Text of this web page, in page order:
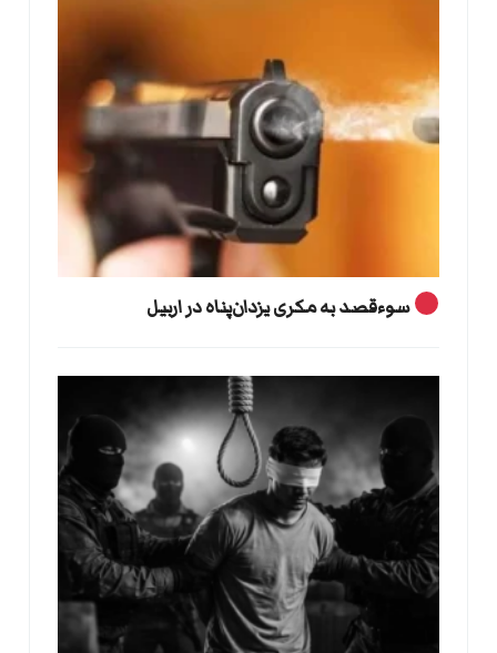
سوءقصد به مکری یزدان‌پناه در اربیل